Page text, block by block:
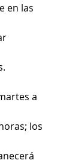
en las
a
los